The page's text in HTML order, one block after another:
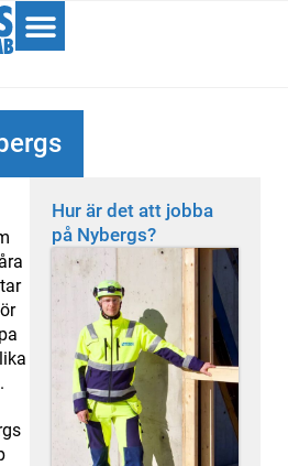
Hur är det att jobba
på Nybergs?